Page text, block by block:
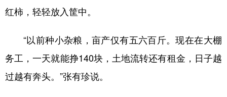
地方频道
北京 天津 河北 山西
红柿，轻轻放入筐中。
“以前种小杂粮，亩产仅有五六百斤。现在在大棚
务工，一天就能挣140块，土地流转还有租金，日子越
过越有奔头。”张有珍说。